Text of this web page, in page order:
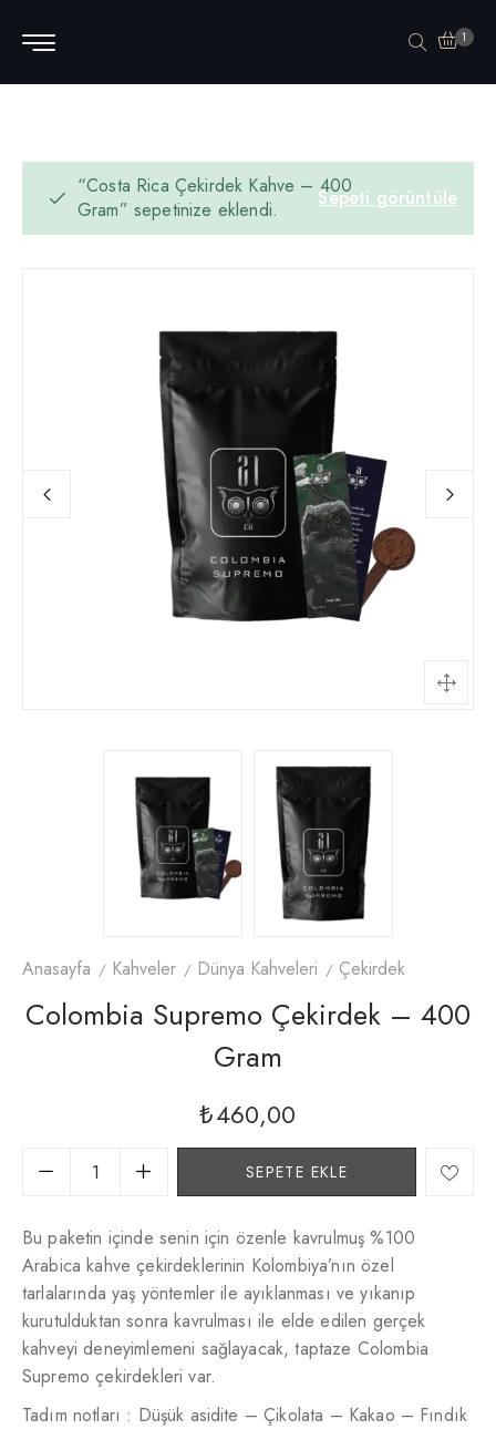
1
Sepeti görüntüle
“Costa Rica Çekirdek Kahve – 400
Gram” sepetinize eklendi.
Anasayfa Kahveler Dünya Kahveleri Çekirdek
Colombia Supremo Çekirdek – 400
Gram
₺460,00
SEPETE EKLE
Bu paketin içinde senin için özenle kavrulmuş %100
Arabica kahve çekirdeklerinin Kolombiya’nın özel
tarlalarında yaş yöntemler ile ayıklanması ve yıkanıp
kurutulduktan sonra kavrulması ile elde edilen gerçek
kahveyi deneyimlemeni sağlayacak, taptaze Colombia
Supremo çekirdekleri var.
Tadım notları : Düşük asidite – Çikolata – Kakao – Fındık